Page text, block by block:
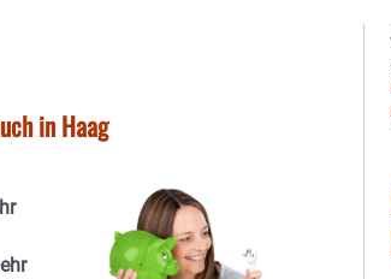
in Haag